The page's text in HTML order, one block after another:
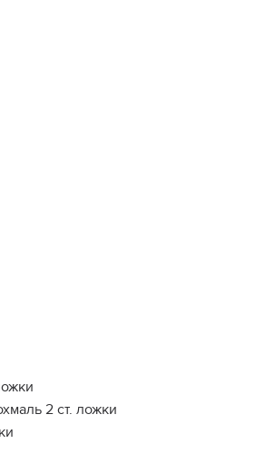
2 ст. ложки